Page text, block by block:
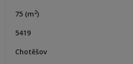
75 (m2)
5419
Chotěšov